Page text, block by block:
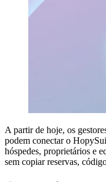
A partir de hoje, os
podem conectar o
hóspedes, proprietários e
sem copiar reservas,